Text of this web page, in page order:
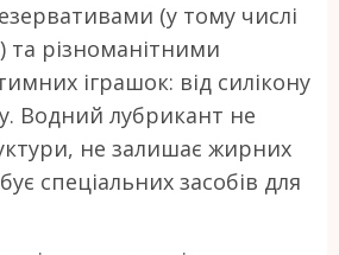
(у тому числі
та різноманітними
іграшок: від силікону
Водний лубрикант не
не залишає жирних
спеціальних засобів для